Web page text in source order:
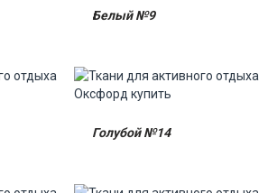
Белый №9
Голубой №14